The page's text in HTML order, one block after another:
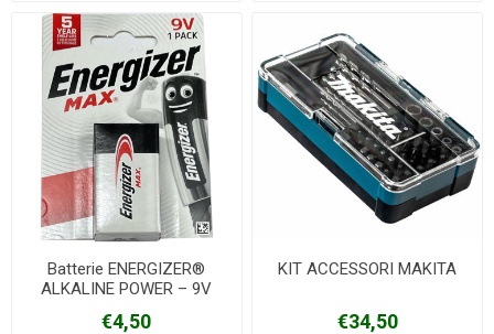
Batterie ENERGIZER®
ALKALINE POWER – 9V
€4,50
KIT ACCESSORI MAKITA
€34,50